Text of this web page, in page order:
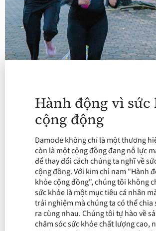
Hành động vì sức
cộng động
Damode không chỉ là một thương
còn là một cộng đồng đang nỗ lực
để thay đổi cách chúng ta nghĩ về
cộng đồng. Với kim chỉ nam "Hành
khỏe cộng đồng", chúng tôi không
sức khỏe là một mục tiêu cá nhân
trải nghiệm mà chúng ta có thể chia
ra cùng nhau. Chúng tôi tự hào về
chăm sóc sức khỏe chất lượng cao,